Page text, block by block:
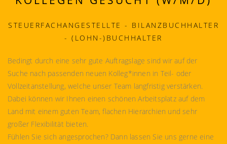
STEUERFACHANGESTELLTE - BILANZBUCHHALTER
- (LOHN-)BUCHHALTER
Bedingt durch eine sehr gute Auftragslage sind wir auf der
Suche nach passenden neuen Kolleg*innen in Teil- oder
Vollzeitanstellung, welche unser Team langfristig verstärken.
Dabei können wir Ihnen einen schönen Arbeitsplatz auf dem
Land mit einem guten Team, flachen Hierarchien und sehr
großer Flexibilität bieten.
Fühlen Sie sich angesprochen? Dann lassen Sie uns gerne eine